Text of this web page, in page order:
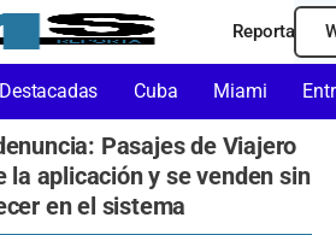
Reporta
Destacadas Cuba Miami
Pasajes de Viajero
la aplicación y se venden sin
en el sistema